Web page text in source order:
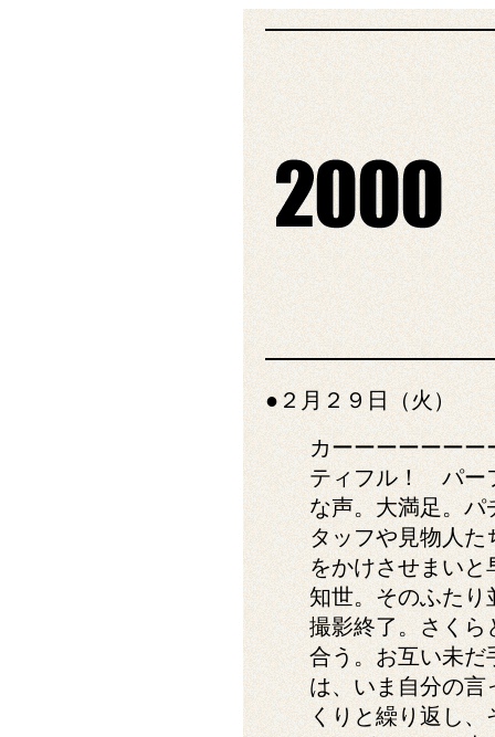
●２月２９日（火）
カーーーーーー
ティフル！ パー
な声。大満足。
タッフや見物人
をかけさせまい
知世。そのふたり
撮影終了。さくら
合う。お互い未だ
は、いま自分の
くりと繰り返し